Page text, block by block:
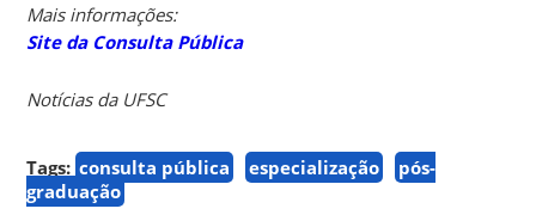
Mais informações:
Site da Consulta Pública
Notícias da UFSC
Tags: consulta pública especialização
pós-
graduação